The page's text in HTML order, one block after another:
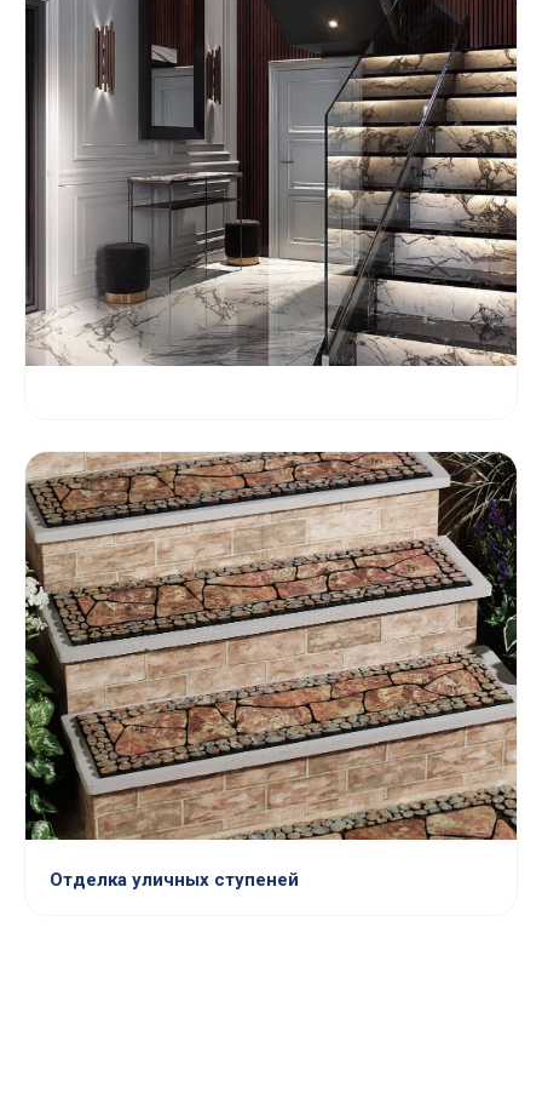
Отделка уличных ступеней